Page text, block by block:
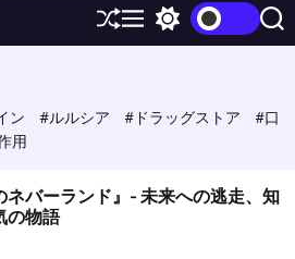
S
h
e
M
e w
h
o
r
S
e
h
ン #ルルシア #ドラッグストア
#口
用
ネバーランド』- 未来への逃走、知
の物語